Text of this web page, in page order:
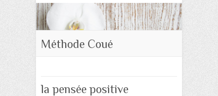
Méthode Coué
la pensée positive